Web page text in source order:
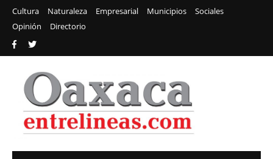
Cultura Naturaleza Empresarial Municipios
Sociales
Opinión
Directorio